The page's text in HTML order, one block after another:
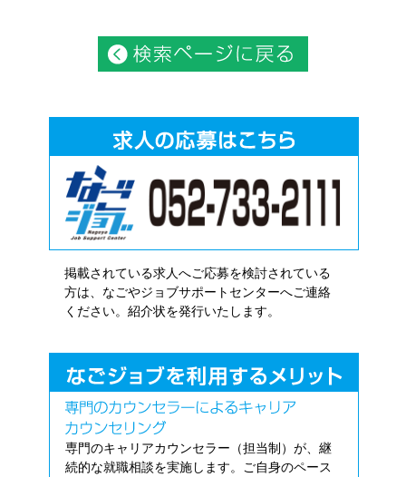
掲載されている求人へご応募を検討されている
方は、なごやジョブサポートセンターへご連絡
ください。紹介状を発行いたします。
専門のキャリアカウンセラー（担当制）が、継
続的な就職相談を実施します。ご自身のペース